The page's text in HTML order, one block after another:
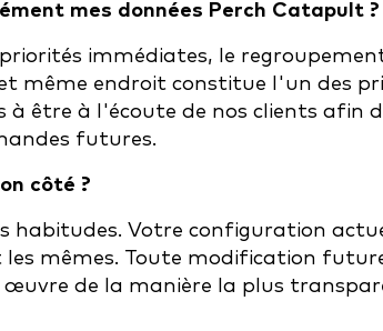
mes données Perch Catapult ?
immédiates, le
même endroit constitue l'un des
à être à l'écoute de nos clients afin
futures.
côté ?
habitudes. Votre configuration
mêmes. Toute modification
de la manière la plus